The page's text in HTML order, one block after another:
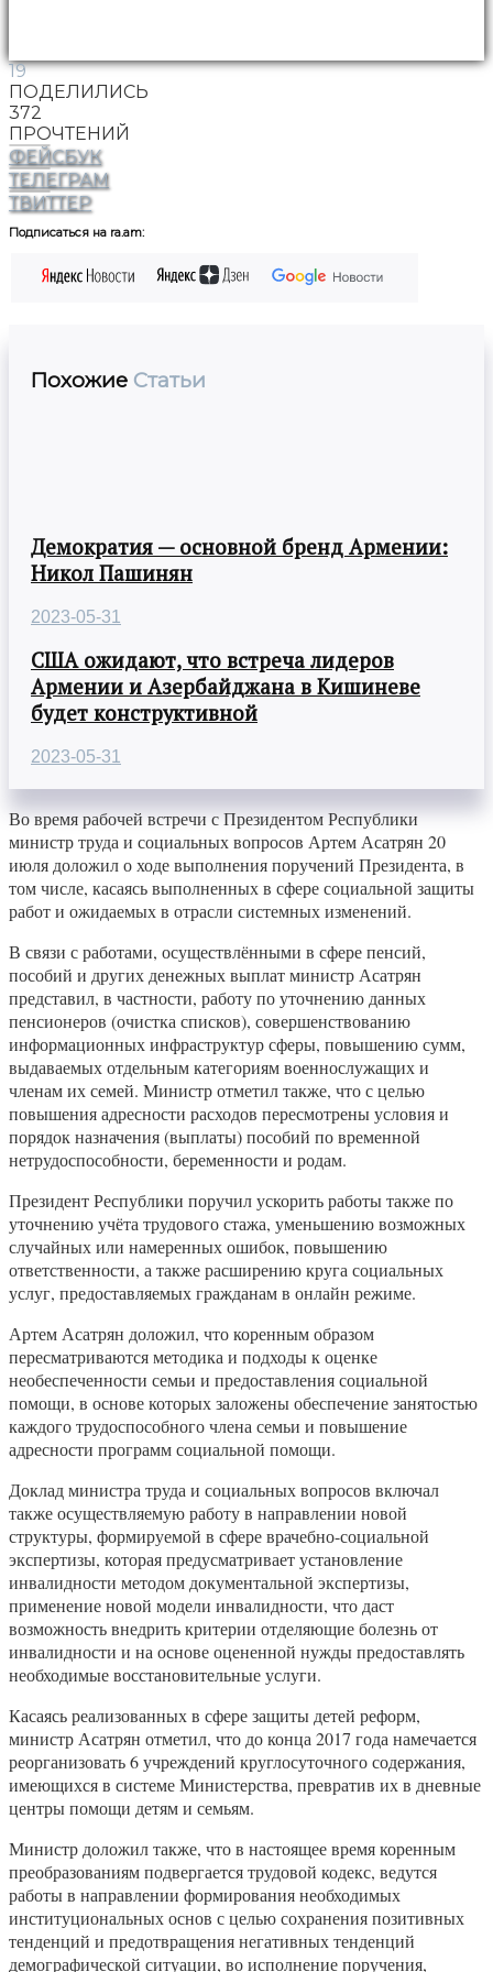
19
ПОДЕЛИЛИСЬ
372
ПРОЧТЕНИЙ
ФЕЙСБУК
ТЕЛЕГРАМ
ТВИТТЕР
Подписаться на ra.am:
Похожие Статьи
Демократия — основной бренд Армении:
Никол Пашинян
2023-05-31
США ожидают, что встреча лидеров
Армении и Азербайджана в Кишиневе
будет конструктивной
2023-05-31
Во время рабочей встречи с Президентом Республики
министр труда и социальных вопросов Артем Асатрян 20
июля доложил о ходе выполнения поручений Президента, в
том числе, касаясь выполненных в сфере социальной защиты
работ и ожидаемых в отрасли системных изменений.
В связи с работами, осуществлёнными в сфере пенсий,
пособий и других денежных выплат министр Асатрян
представил, в частности, работу по уточнению данных
пенсионеров (очистка списков), совершенствованию
информационных инфраструктур сферы, повышению сумм,
выдаваемых отдельным категориям военнослужащих и
членам их семей. Министр отметил также, что с целью
повышения адресности расходов пересмотрены условия и
порядок назначения (выплаты) пособий по временной
нетрудоспособности, беременности и родам.
Президент Республики поручил ускорить работы также по
уточнению учёта трудового стажа, уменьшению возможных
случайных или намеренных ошибок, повышению
ответственности, а также расширению круга социальных
услуг, предоставляемых гражданам в онлайн режиме.
Артем Асатрян доложил, что коренным образом
пересматриваются методика и подходы к оценке
необеспеченности семьи и предоставления социальной
помощи, в основе которых заложены обеспечение занятостью
каждого трудоспособного члена семьи и повышение
адресности программ социальной помощи.
Доклад министра труда и социальных вопросов включал
также осуществляемую работу в направлении новой
структуры, формируемой в сфере врачебно-социальной
экспертизы, которая предусматривает установление
инвалидности методом документальной экспертизы,
применение новой модели инвалидности, что даст
возможность внедрить критерии отделяющие болезнь от
инвалидности и на основе оцененной нужды предоставлять
необходимые восстановительные услуги.
Касаясь реализованных в сфере защиты детей реформ,
министр Асатрян отметил, что до конца 2017 года намечается
реорганизовать 6 учреждений круглосуточного содержания,
имеющихся в системе Министерства, превратив их в дневные
центры помощи детям и семьям.
Министр доложил также, что в настоящее время коренным
преобразованиям подвергается трудовой кодекс, ведутся
работы в направлении формирования необходимых
институциональных основ с целью сохранения позитивных
тенденций и предотвращения негативных тенденций
демографической ситуации, во исполнение поручения,